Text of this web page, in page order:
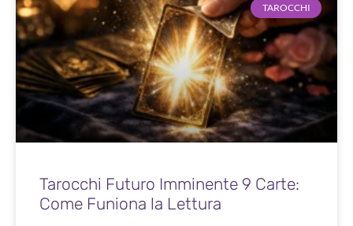
TAROCCHI
Tarocchi Futuro Imminente 9 Carte:
Come Funiona la Lettura